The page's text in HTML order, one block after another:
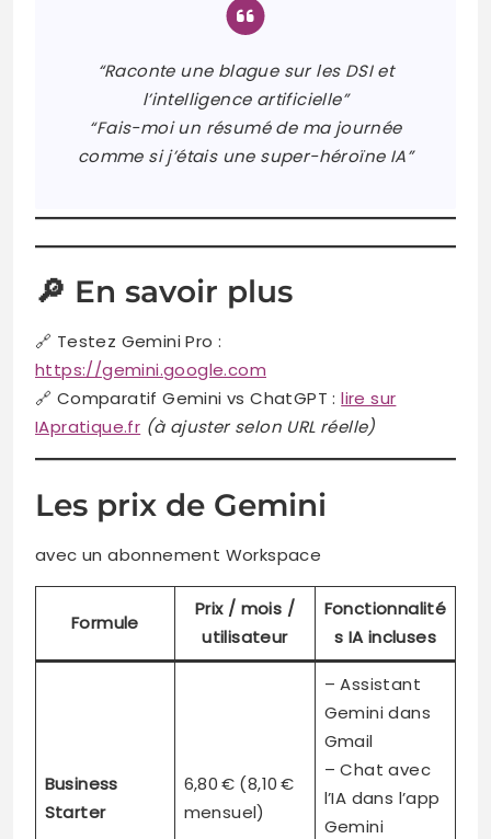
“Raconte une blague sur les DSI et
l’intelligence artificielle”
“Fais-moi un résumé de ma journée
comme si j’étais une super-héroïne IA”
🔎 En savoir plus
🔗 Testez Gemini Pro :
https://gemini.google.com
🔗 Comparatif Gemini vs ChatGPT :lire sur
IApratique.fr (à ajuster selon URL réelle)
Les prix de Gemini
avec un abonnement Workspace
Formule
Prix / mois /
utilisateur
Fonctionnalité
s IA incluses
Business
Starter
6,80 € (8,10 €
mensuel)
– Assistant
Gemini dans
Gmail
– Chat avec
l’IA dans l’app
Gemini